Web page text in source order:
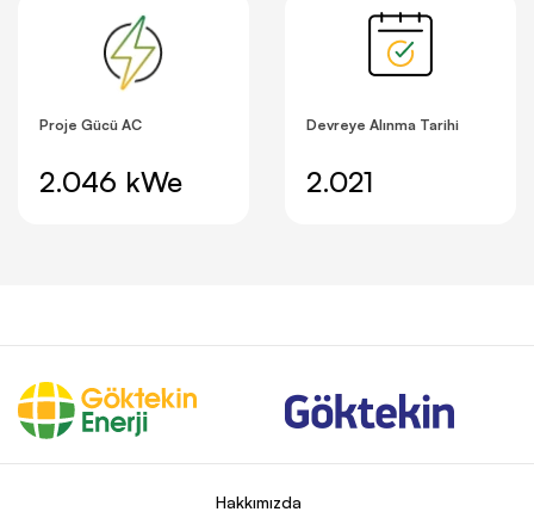
Proje Gücü AC
2.046 kWe
Devreye Alınma Tarihi
2.021
Hakkımızda